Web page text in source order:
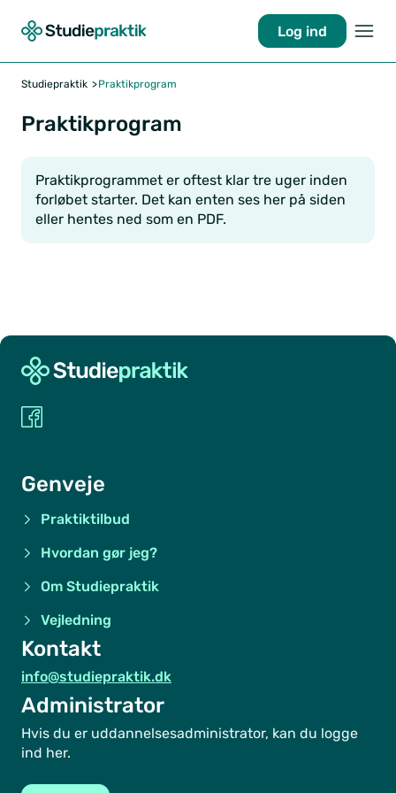
Log ind
Studiepraktik Praktikprogram
Praktikprogram
Praktikprogrammet er oftest klar tre uger inden
forløbet starter. Det kan enten ses her på siden
eller hentes ned som en PDF.
Genveje
Praktiktilbud
Hvordan gør jeg?
Om Studiepraktik
Vejledning
Kontakt
info@studiepraktik.dk
Administrator
Hvis du er uddannelsesadministrator, kan du logge
ind her.